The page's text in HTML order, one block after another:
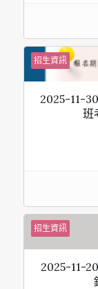
招生資訊
2025-11-
班
招生資訊
2025-11-